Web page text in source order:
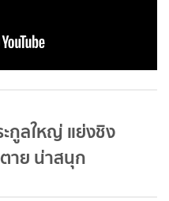
กูลใหญ่ แย่งชิง
าย น่าสนุก